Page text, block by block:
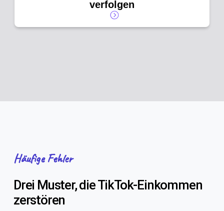
verfolgen
Häufige Fehler
Drei Muster, die TikTok-Einkommen
zerstören